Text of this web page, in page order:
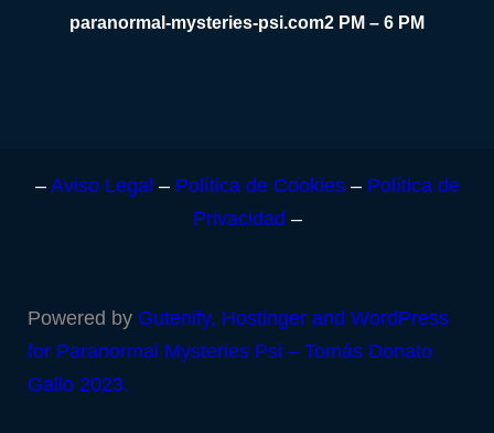
paranormal-mysteries-psi.com2 PM – 6 PM
– Aviso Legal – Política de Cookies– Política de
Privacidad –
Powered by Gutenify, Hostinger and WordPress
for Paranormal Mysteries Psi – Tomás Donato
Gallo 2023.